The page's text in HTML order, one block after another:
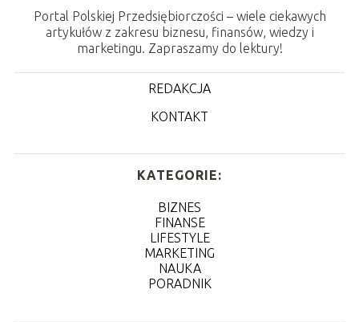
Portal Polskiej Przedsiębiorczości – wiele ciekawych
artykułów z zakresu biznesu, finansów, wiedzy i
marketingu. Zapraszamy do lektury!
REDAKCJA
KONTAKT
KATEGORIE:
BIZNES
FINANSE
LIFESTYLE
MARKETING
NAUKA
PORADNIK